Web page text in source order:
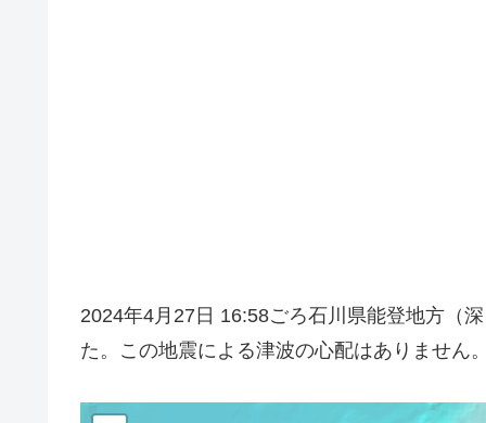
2024年4月27日 16:58ごろ石川県能登地方（
た。この地震による津波の心配はありません